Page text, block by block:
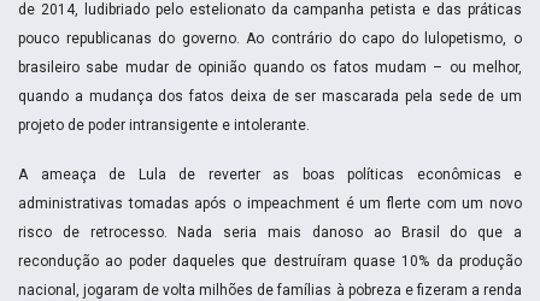
de 2014, ludibriado pelo estelionato da campanha petista e das práticas
pouco republicanas do governo. Ao contrário do capo do lulopetismo, o
brasileiro sabe mudar de opinião quando os fatos mudam – ou melhor,
quando a mudança dos fatos deixa de ser mascarada pela sede de um
projeto de poder intransigente e intolerante.
A ameaça de Lula de reverter as boas políticas econômicas e
administrativas tomadas após o impeachment é um flerte com um novo
risco de retrocesso. Nada seria mais danoso ao Brasil do que a
recondução ao poder daqueles que destruíram quase 10% da produção
nacional, jogaram de volta milhões de famílias à pobreza e fizeram a renda